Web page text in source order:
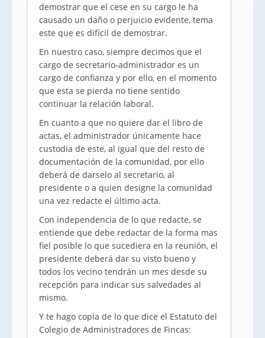
demostrar que el cese en su cargo le ha
causado un daño o perjuicio evidente, tema
este que es difícil de demostrar.
En nuestro caso, siempre decimos que el
cargo de secretario-administrador es un
cargo de confianza y por ello, en el momento
que esta se pierda no tiene sentido
continuar la relación laboral.
En cuanto a que no quiere dar el libro de
actas, el administrador únicamente hace
custodia de este, al igual que del resto de
documentación de la comunidad, por ello
deberá de darselo al secretario, al
presidente o a quien designe la comunidad
una vez redacte el último acta.
Con independencia de lo que redacte, se
entiende que debe redactar de la forma mas
fiel posible lo que sucediera en la reunión, el
presidente deberá dar su visto bueno y
todos los vecino tendrán un mes desde su
recepción para indicar sus salvedades al
mismo.
Y te hago copia de lo que dice el Estatuto del
Colegio de Administradores de Fincas: